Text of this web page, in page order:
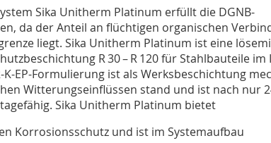
Sika Unitherm Platinum erfüllt die DGNB-
da der Anteil an flüchtigen organischen
liegt. Sika Unitherm Platinum ist eine
R 30 – R 120 für Stahlbauteile
EP-Formulierung ist als Werksbeschichtung
Witterungseinflüssen stand und ist nach nur
Sika Unitherm Platinum bietet
Korrosionsschutz und ist im Systemaufbau